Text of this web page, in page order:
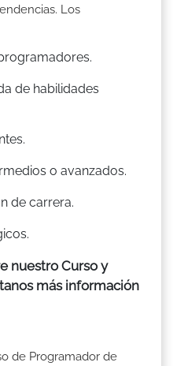
Los
de habilidades
o avanzados.
de carrera.
nuestro Curso y
más información
de Programador de